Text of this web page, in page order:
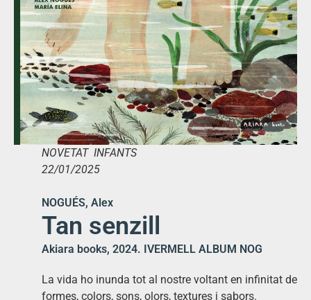
NOVETAT INFANTS
22/01/2025
NOGUÉS, Alex
Tan senzill
Akiara books, 2024. IVERMELL ALBUM NOG
La vida ho inunda tot al nostre voltant en infinitat de
formes, colors, sons, olors, textures i sabors.